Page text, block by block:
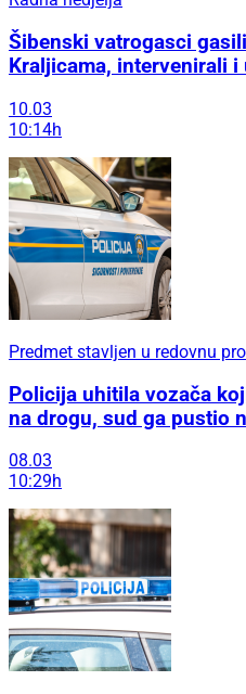
Šibenski vatrogasci
Kraljicama, intervenirali i
10.03
10:14h
Predmet stavljen u redovnu
Policija uhitila vozača
na drogu, sud ga pustio
08.03
10:29h